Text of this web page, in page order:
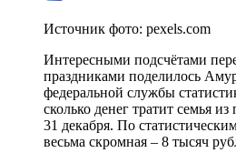
Источник фото: pexels.com
Интересными подсчётами
праздниками поделилось
федеральной службы
сколько денег тратит семья
31 декабря. По
весьма скромная – 8 тысяч